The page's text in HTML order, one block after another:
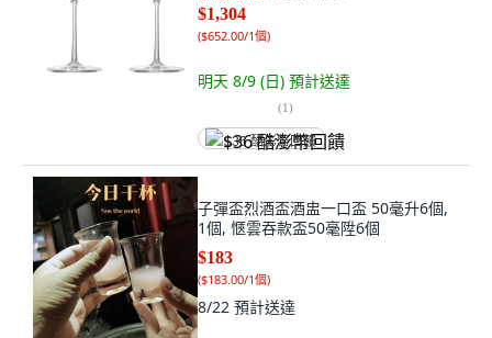
$1,304
($652.00/1個)
明天 8/9 (日) 預計送達
(1)
$36 酷澎幣回饋
子彈盃烈酒盃酒盅一口盃 50毫升6個,
1個, 愜雲吞款盃50毫陞6個
$183
($183.00/1個)
8/22 預計送達